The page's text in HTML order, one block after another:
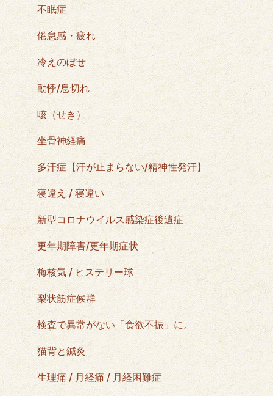
不眠症
倦怠感・疲れ
冷えのぼせ
動悸/息切れ
咳（せき）
坐骨神経痛
多汗症【汗が止まらない/精神性発汗】
寝違え / 寝違い
新型コロナウイルス感染症後遺症
更年期障害/更年期症状
梅核気 / ヒステリー球
梨状筋症候群
検査で異常がない「食欲不振」に。
猫背と鍼灸
生理痛 / 月経痛 / 月経困難症